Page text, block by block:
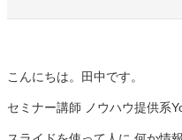
こんにちは。田中です。
セミナー講師 ノウハウ提供系